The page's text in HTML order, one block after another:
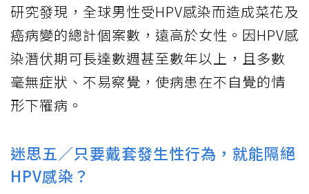
研究發現，全球男性受HPV感染而造成菜花及
癌病變的總計個案數，遠高於女性。因HPV感
染潛伏期可長達數週甚至數年以上，且多數
毫無症狀、不易察覺，使病患在不自覺的情
形下罹病。
迷思五／只要戴套發生性行為，就能隔絕
HPV感染？